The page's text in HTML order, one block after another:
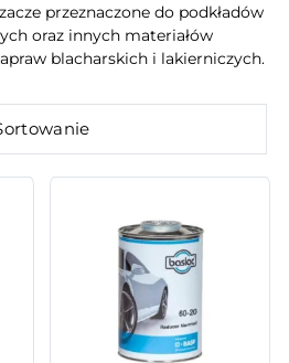
przeznaczone do podkładów
oraz innych materiałów
blacharskich i lakierniczych.